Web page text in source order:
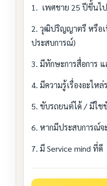
1. เพศชาย 25 ปีขึ้นไป
2. วุฒิปริญญาตรี หรือ
ประสบการณ์)
3. มีทักษะการสื่อการ
4. มีความรู้เรื่องอะไห
5. ขับรถยนต์ได้ / มีใช
6. หากมีประสบการณ์
7. มี Service mind ที่ดี